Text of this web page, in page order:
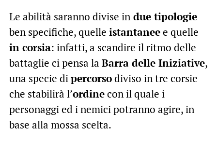
Le abilità saranno divise indue tipologie
ben specifiche, quelle istantaneee quelle
in corsia: infatti, a scandire il ritmo delle
battaglie ci pensa la Barra delle Iniziative,
una specie dipercorsodiviso in tre corsie
che stabilirà l’ordinecon il quale i
personaggi ed i nemici potranno agire, in
base alla mossa scelta.